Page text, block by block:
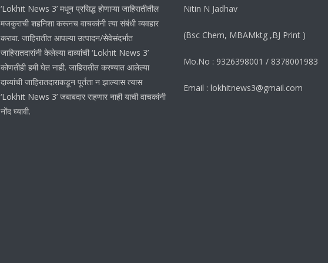
‘Lokhit News 3’ मधून प्रसिद्ध होणाऱ्या जाहिरातीतील
मजकुराची शहनिशा करूनच वाचकांनी त्या संबंधी व्यवहार
करावा. जाहिरातीत आपल्या उत्पादन/सेवेसंदर्भात
जाहिरातदारांनी केलेल्या दाव्यांची ‘Lokhit News 3’
कोणतीही हमी घेत नाही. जाहिरातीत करण्यात आलेल्या
दाव्यांची जाहिरातदाराकडून पूर्तता न झाल्यास त्यास
‘Lokhit News 3’ जबाबदार राहणार नाही याची वाचकांनी
नोंद घ्यावी.
Nitin N Jadhav
(Bsc Chem, MBAMktg ,BJ Print )
Mo.No : 9326398001 / 8378001983
Email : lokhitnews3@gmail.com